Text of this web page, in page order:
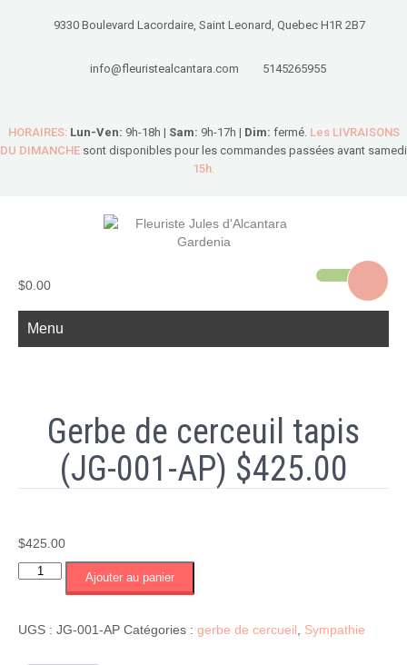
9330 Boulevard Lacordaire, Saint Leonard, Quebec H1R 2B7
info@fleuristealcantara.com 5145265955
HORAIRES: Lun-Ven: 9h-18h | Sam: 9h-17h | Dim: fermé. Les LIVRAISONS
DU DIMANCHE sont disponibles pour les commandes passées avant samedi
15h.
$0.00
Menu
Gerbe de cerceuil tapis
(JG-001-AP) $425.00
$425.00
quantité
de
Ajouter au panier
UGS : JG-001-AP Catégories : gerbe de cercueil Sympathie